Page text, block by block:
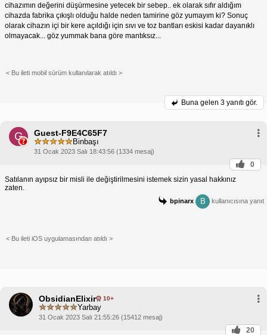
cihazımın değerini düşürmesine yetecek bir sebep.. ek olarak sıfır aldığım
cihazda fabrika çıkışlı olduğu halde neden tamirine göz yumayım ki? Sonuç
olarak cihazın içi bir kere açıldığı için sıvı ve toz bantları eskisi kadar dayanıklı
olmayacak... göz yummak bana göre mantıksız...
< Bu ileti mobil sürüm kullanılarak atıldı >
Buna gelen 3 yanıtı gör.
G Guest-F9E4C65F7
Binbaşı
31 Ocak 2023 Salı 18:43:56 (1334 mesaj)
0
Satılanın ayıpsız bir misli ile değiştirilmesini istemek sizin yasal hakkınız
zaten.
bpinarx B kullanıcısına yanıt
< Bu ileti iOS uygulamasından atıldı >
ObsidianElixir 10+
Yarbay
31 Ocak 2023 Salı 21:55:26 (15412 mesaj)
20